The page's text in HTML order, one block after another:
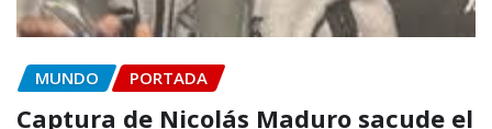
MUNDO PORTADA
Captura de Nicolás Maduro sacude el